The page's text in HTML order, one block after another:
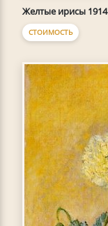
Желтые ирисы 1914
СТОИМОСТЬ